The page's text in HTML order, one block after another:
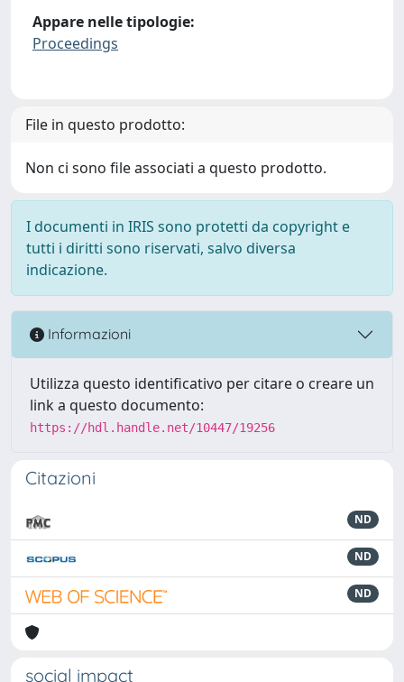
Appare nelle tipologie:
Proceedings
File in questo prodotto:
Non ci sono file associati a questo prodotto.
I documenti in IRIS sono protetti da copyright e
tutti i diritti sono riservati, salvo diversa
indicazione.
Informazioni
Utilizza questo identificativo per citare o creare un
link a questo documento:
https://hdl.handle.net/10447/19256
Citazioni
ND
ND
ND
social impact